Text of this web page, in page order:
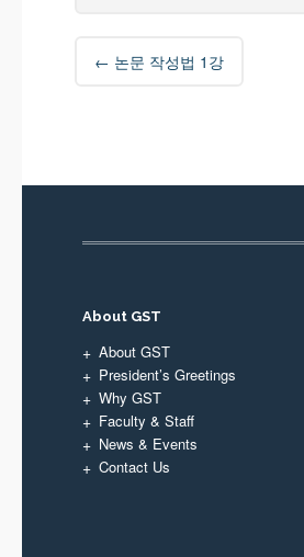
Post
navigation
← 논문 작성법 1강
About GST
About GST
President’s Greetings
Why GST
Faculty & Staff
News & Events
Contact Us